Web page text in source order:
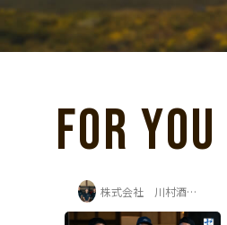
FOR YOU
株式会社 川村酒造場